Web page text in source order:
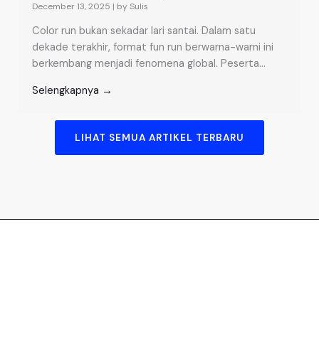
December 13, 2025 | by Sulis
Color run bukan sekadar lari santai. Dalam satu
dekade terakhir, format fun run berwarna-warni ini
berkembang menjadi fenomena global. Peserta...
Selengkapnya →
LIHAT SEMUA ARTIKEL TERBARU